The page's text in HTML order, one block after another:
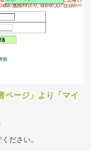
ページ」より「マイ
ださい。